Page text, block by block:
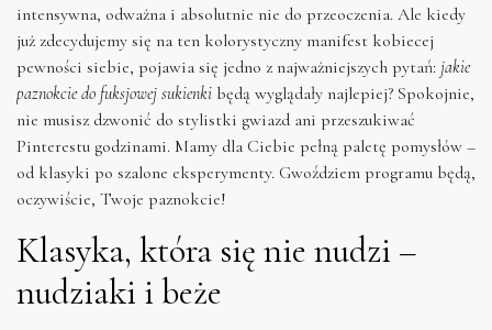
intensywna, odważna i absolutnie nie do przeoczenia. Ale kiedy
już zdecydujemy się na ten kolorystyczny manifest kobiecej
pewności siebie, pojawia się jedno z najważniejszych pytań: jakie
paznokcie do fuksjowej sukienki będą wyglądały najlepiej? Spokojnie,
nie musisz dzwonić do stylistki gwiazd ani przeszukiwać
Pinterestu godzinami. Mamy dla Ciebie pełną paletę pomysłów –
od klasyki po szalone eksperymenty. Gwoździem programu będą,
oczywiście, Twoje paznokcie!
Klasyka, która się nie nudzi –
nudziaki i beże